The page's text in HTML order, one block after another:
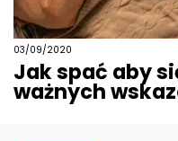
03/09/2020
Jak spać aby
ważnych